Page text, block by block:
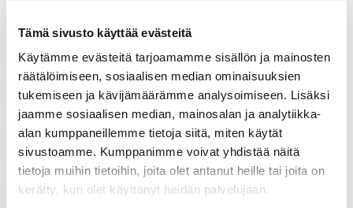
Tämä sivusto käyttää evästeitä
Käytämme evästeitä tarjoamamme sisällön ja mainosten
räätälöimiseen, sosiaalisen median ominaisuuksien
tukemiseen ja kävijämäärämme analysoimiseen. Lisäksi
jaamme sosiaalisen median, mainosalan ja analytiikka-
alan kumppaneillemme tietoja siitä, miten käytät
sivustoamme. Kumppanimme voivat yhdistää näitä
tietoja muihin tietoihin, joita olet antanut heille tai joita on
kerätty, kun olet käyttänyt heidän palvelujaan.
Tunturitie 205
,
FI-99130Levi
+358 16 336 3000
panorama@kassiopeia.fi
SALES SERVICE
+358 40 456 2059
sales@kassiopeia.fi